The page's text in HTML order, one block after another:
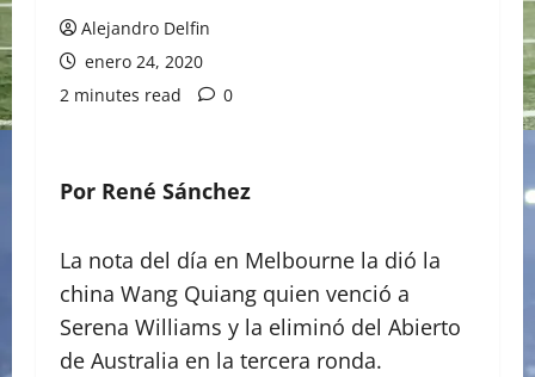
Alejandro Delfin
enero 24, 2020
2 minutes read
0
Por René Sánchez
La nota del día en Melbourne la dió la
china Wang Quiang quien venció a
Serena Williams y la eliminó del Abierto
de Australia en la tercera ronda.